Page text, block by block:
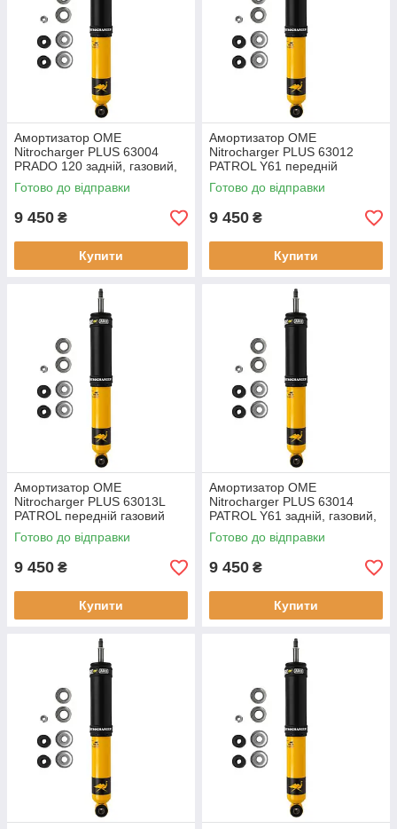
Амортизатор OME
Nitrocharger PLUS 63004
PRADO 120 задній, газовий,
новий
Готово до відправки
9 450 ₴
Купити
Амортизатор OME
Nitrocharger PLUS 63012
PATROL Y61 передній
газовий новий
Готово до відправки
9 450 ₴
Купити
Амортизатор OME
Nitrocharger PLUS 63013L
PATROL передній газовий
новий
Готово до відправки
9 450 ₴
Купити
Амортизатор OME
Nitrocharger PLUS 63014
PATROL Y61 задній, газовий,
новий
Готово до відправки
9 450 ₴
Купити